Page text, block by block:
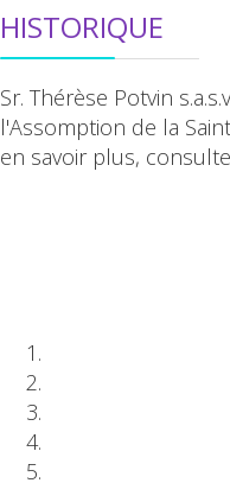
HISTORIQUE
Sr. Thérèse Potvin
l'Assomption de la
en savoir plus,